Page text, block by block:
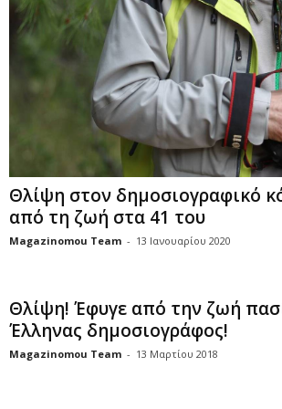
Θλίψη στον δημοσιογραφικό
από τη ζωή στα 41 του
Magazinomou Team - 13 Ιανουαρίου 2020
Θλίψη! Έφυγε από την ζωή
Έλληνας δημοσιογράφος!
Magazinomou Team - 13 Μαρτίου 2018